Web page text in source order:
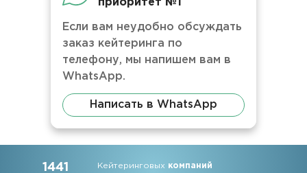
приоритет №1
Если вам неудобно обсуждать
заказ кейтеринга по
телефону, мы напишем вам в
WhatsApp.
Написать в WhatsApp
1441 Кейтеринговых компаний